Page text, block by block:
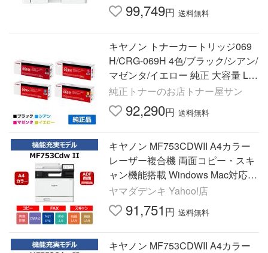
99,749円 送料無料
キヤノン トナーカートリッジ069
H/CRG-069H 4色/ブラック/シアン/
マゼンタ/イエロー 純正 大容量 LB
P671C LBP672C LBP674C MF75
1cdw MF753cdw MF755cdw 用ト
ナー
純正トナーのお店トナー屋サン
92,290円 送料無料
キヤノン MF753CDWII A4カラー
レーザー複合機 両面コピー・スキ
ャン機能搭載 Windows Mac対応
ホワイト
ヤマダデンキ Yahoo!店
91,751 円 送料無料
キヤノン MF753CDWII A4カラー